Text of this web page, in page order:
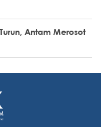
Antam Merosot